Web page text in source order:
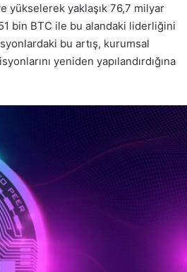
yükselerek yaklaşık 76,7 milyar
bin BTC ile bu alandaki liderliğini
bu artış, kurumsal
yeniden yapılandırdığına